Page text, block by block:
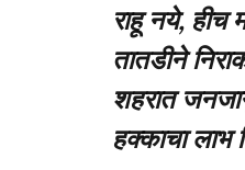
राहू नये, हीच
तातडीने
शहरात
हक्काचा लाभ